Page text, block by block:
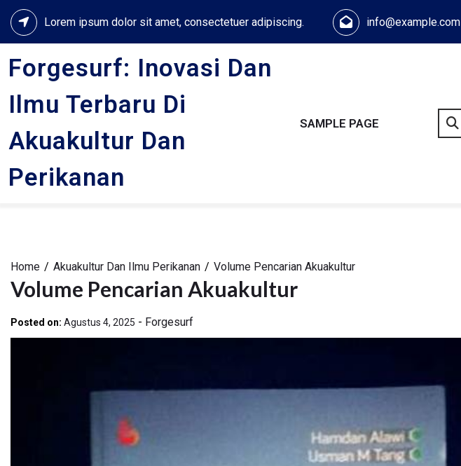
Skip
content
Lorem ipsum dolor sit amet, consectetuer adipiscing. info@example.com
Forgesurf: Inovasi Dan
Ilmu Terbaru Di
Akuakultur Dan
Perikanan
SAMPLE PAGE
Home Akuakultur Dan Ilmu Perikanan Volume Pencarian Akuakultur
Volume Pencarian Akuakultur
Posted on: Agustus 4, 2025 - Forgesurf